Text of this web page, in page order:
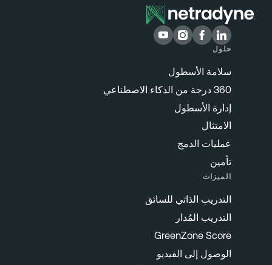
سلامة الأسطول
إدارة الأسطول
الامتثال
عمليات الدمج
تأمين
الميزات
التدريب الذاتي للسائق
التدريب المُدار
GreenZone Score
الوصول إلى الفيديو